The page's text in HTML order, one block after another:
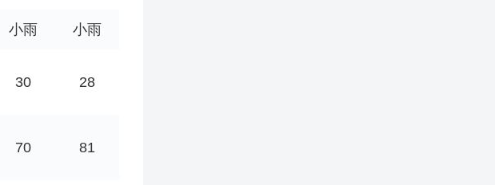
小雨 小雨
30 28
70 81